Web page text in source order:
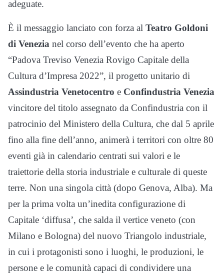
adeguate.
È il messaggio lanciato con forza al Teatro Goldoni
di Venezia nel corso dell’evento che ha aperto
“Padova Treviso Venezia Rovigo Capitale della
Cultura d’Impresa 2022”, il progetto unitario di
Assindustria Venetocentro e Confindustria Venezia
vincitore del titolo assegnato da Confindustria con il
patrocinio del Ministero della Cultura, che dal 5 aprile
fino alla fine dell’anno, animerà i territori con oltre 80
eventi già in calendario centrati sui valori e le
traiettorie della storia industriale e culturale di queste
terre. Non una singola città (dopo Genova, Alba). Ma
per la prima volta un’inedita configurazione di
Capitale ‘diffusa’, che salda il vertice veneto (con
Milano e Bologna) del nuovo Triangolo industriale,
in cui i protagonisti sono i luoghi, le produzioni, le
persone e le comunità capaci di condividere una